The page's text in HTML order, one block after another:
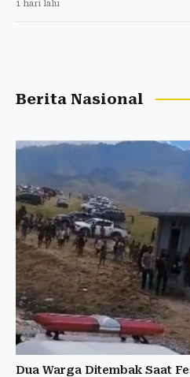
1 hari lalu
Berita Nasional
Dua Warga Ditembak Saat